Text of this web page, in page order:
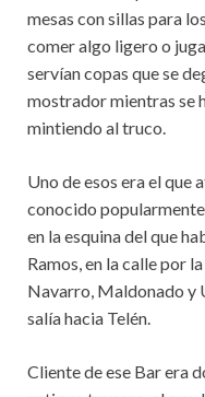
mesas con sillas para
comer algo ligero o
servían copas que se
mostrador mientras se
mintiendo al truco.
Uno de esos era el que
conocido popularmente
en la esquina del que
Ramos, en la calle por
Navarro, Maldonado y
salía hacia Telén.
Cliente de ese Bar era